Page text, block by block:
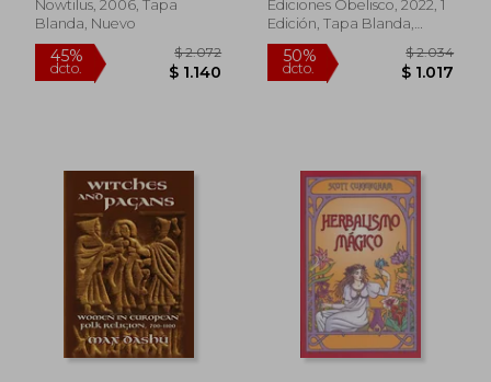
Nowtilus, 2006, Tapa
Blanda, Nuevo
45%
dcto.
Ediciones Obelisco, 2022, 1
Edición, Tapa Blanda,
Nuevo
50%
dcto.